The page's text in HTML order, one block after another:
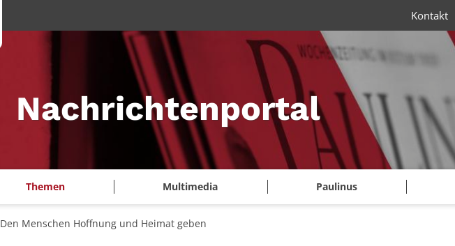
Nachrichtenportal
Themen Multimedia Paulinus
Kontakt
Den Menschen Hoffnung und Heimat geben